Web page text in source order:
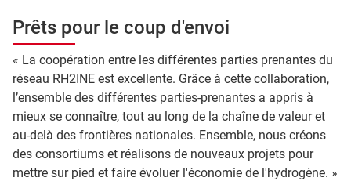
Prêts pour le coup d'envoi
« La coopération entre les différentes parties prenantes du
réseau RH2INE est excellente. Grâce à cette collaboration,
l’ensemble des différentes parties-prenantes a appris à
mieux se connaître, tout au long de la chaîne de valeur et
au-delà des frontières nationales. Ensemble, nous créons
des consortiums et réalisons de nouveaux projets pour
mettre sur pied et faire évoluer l'économie de l'hydrogène. »